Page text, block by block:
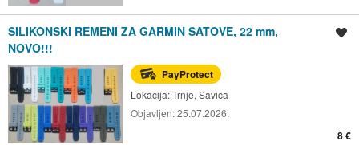
SILIKONSKI REMENI ZA GARMIN SATOVE, 22 mm,
NOVO!!!
PayProtect
Lokacija:Trnje, Savica
Objavljen:25.07.2026.
8 €